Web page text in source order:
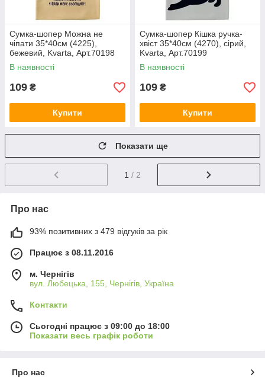
Сумка-шопер Можна не
чіпати 35*40см (4225),
бежевий, Kvarta, Арт.70198
В наявності
109 ₴
Купити
Сумка-шопер Кішка ручка-
хвіст 35*40см (4270), сірий,
Kvarta, Арт.70199
В наявності
109 ₴
Купити
Показати ще
1 / 2
Про нас
93% позитивних з 479 відгуків за рік
Працює з 08.11.2016
м. Чернігів
вул. Любецька, 155, Чернігів, Україна
Контакти
Сьогодні працює з 09:00 до 18:00
Показати весь графік роботи
Про нас